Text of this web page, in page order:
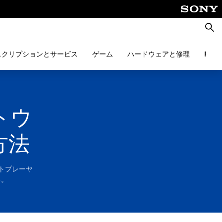
検
索
リプションとサービス ゲーム ハードウェアと修理
ウ
法
プレーヤ